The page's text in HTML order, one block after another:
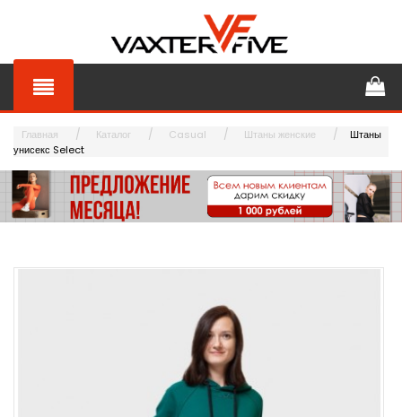
Главная Каталог Casual Штаны женские
Штаны
унисекс Select